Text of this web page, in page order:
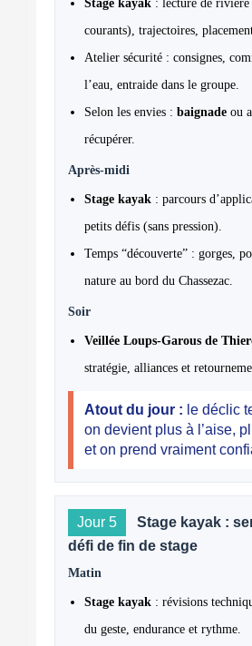
Stage kayak : lecture de rivière
courants), trajectoires,
Atelier sécurité : consignes,
l’eau, entraide dans le groupe.
Selon les envies : baignade ou
récupérer.
Après-midi
Stage kayak : parcours
petits défis (sans pression).
Temps “découverte” : gorges,
nature au bord du Chassezac.
Soir
Veillée Loups-Garous de
stratégie, alliances et
Atout du jour : le déclic
on devient plus à l’aise,
et on prend vraiment
Jour 5
Stage kayak :
défi de fin de stage
Matin
Stage kayak : révisions
du geste, endurance et rythme.